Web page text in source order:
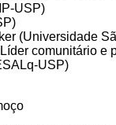
USP)
(Universidade
comunitário e
USP)